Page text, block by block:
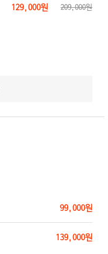
129,000원 209,000원
99,000원
139,000원